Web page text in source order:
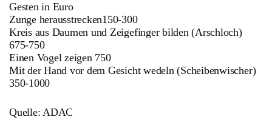
Gesten in Euro
Zunge herausstrecken150-300
Kreis aus Daumen und Zeigefinger bilden (Arschloch)
675-750
Einen Vogel zeigen 750
Mit der Hand vor dem Gesicht wedeln (Scheibenwischer)
350-1000
Quelle: ADAC